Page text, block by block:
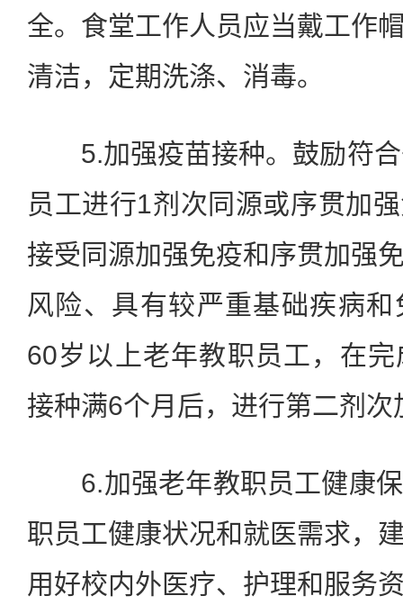
全。食堂工作人员应当戴工作
清洁，定期洗涤、消毒。
5.加强疫苗接种。鼓励符合
员工进行1剂次同源或序贯加
接受同源加强免疫和序贯加强
风险、具有较严重基础疾病
60岁以上老年教职员工，在
接种满6个月后，进行第二剂
6.加强老年教职员工健康保
职员工健康状况和就医需求，
用好校内外医疗、护理和服务